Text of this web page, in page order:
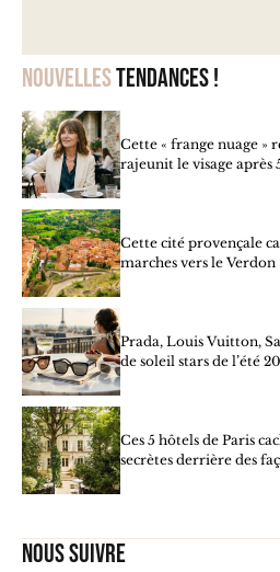
Nouvellestendances !
Cette « frange nuage »
rajeunit le visage après
Cette cité provençale
marches vers le Verdon
Prada, Louis Vuitton,
de soleil stars de l’été
Ces 5 hôtels de Paris
secrètes derrière des
Nous suivre